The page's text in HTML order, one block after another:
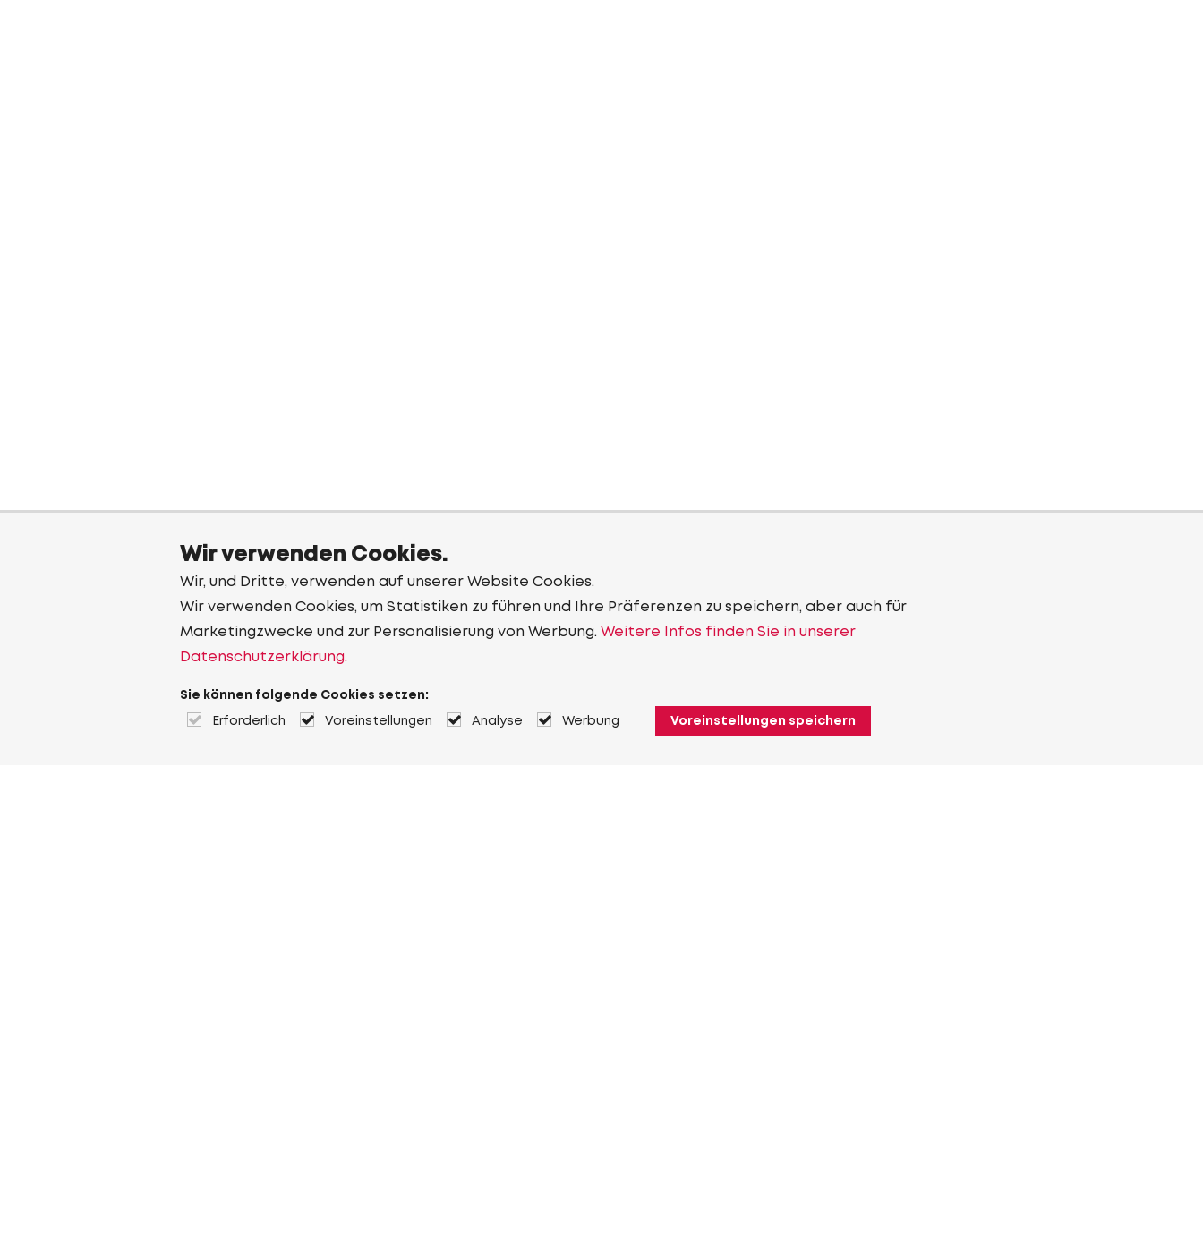
Wir verwenden Cookies.
Wir, und Dritte, verwenden auf unserer Website Cookies.
Wir verwenden Cookies, um Statistiken zu führen und Ihre Präferenzen zu speichern, aber auch für
Marketingzwecke und zur Personalisierung von Werbung. Weitere Infos finden Sie in unserer
Datenschutzerklärung.
Sie können folgende Cookies setzen:
Erforderlich Voreinstellungen Analyse Werbung Voreinstellungen speichern